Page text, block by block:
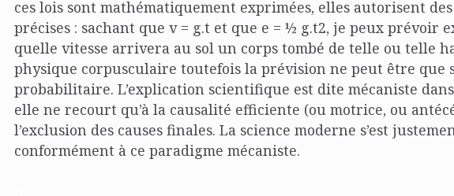
ces lois sont mathématiquement exprimées, elles autorisent
précises : sachant que v = g.t et que e = ½ g.t2, je peux prévoir
quelle vitesse arrivera au sol un corps tombé de telle ou telle
physique corpusculaire toutefois la prévision ne peut être que
probabilitaire. L’explication scientifique est dite mécaniste
elle ne recourt qu’à la causalité efficiente (ou motrice, ou
l’exclusion des causes finales. La science moderne s’est
conformément à ce paradigme mécaniste.